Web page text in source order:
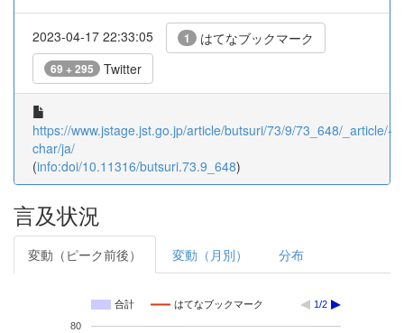
2023-04-17 22:33:05 1 はてなブックマーク
69 + 295 Twitter
https://www.jstage.jst.go.jp/article/butsuri/73/9/73_648/_article/-
char/ja/
(info:doi/10.11316/butsuri.73.9_648)
言及状況
変動（ピーク前後） 変動（月別） 分布
合計 はてなブックマーク 1/2
80